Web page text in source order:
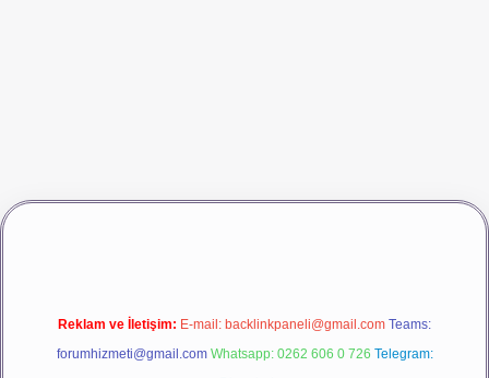
girişbetexper
Reklam ve İletişim: E-mail: backlinkpaneli@gmail.com Teams:
forumhizmeti@gmail.com Whatsapp: 0262 606 0 726 Telegram: